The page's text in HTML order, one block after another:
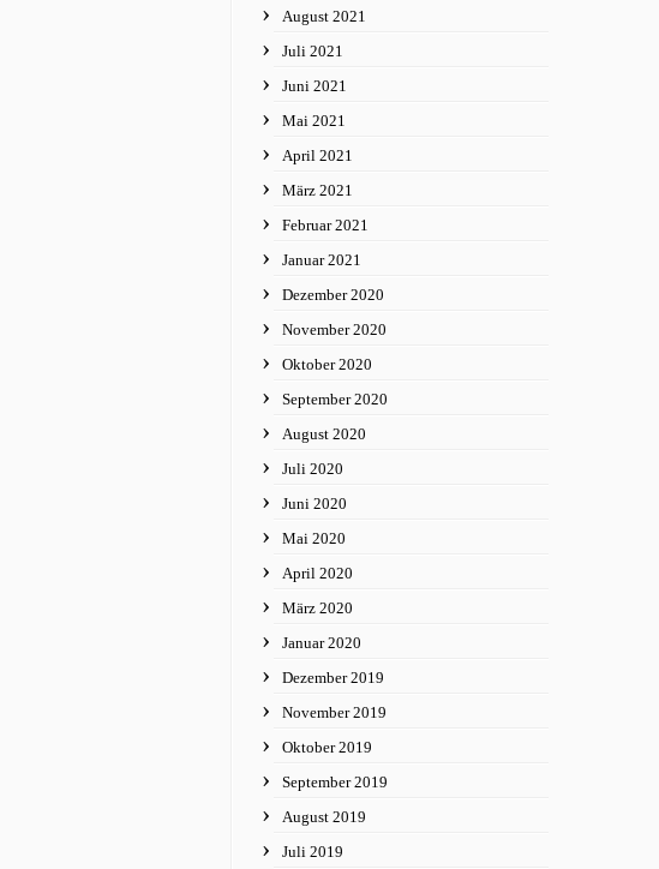
August 2021
Juli 2021
Juni 2021
Mai 2021
April 2021
März 2021
Februar 2021
Januar 2021
Dezember 2020
November 2020
Oktober 2020
September 2020
August 2020
Juli 2020
Juni 2020
Mai 2020
April 2020
März 2020
Januar 2020
Dezember 2019
November 2019
Oktober 2019
September 2019
August 2019
Juli 2019